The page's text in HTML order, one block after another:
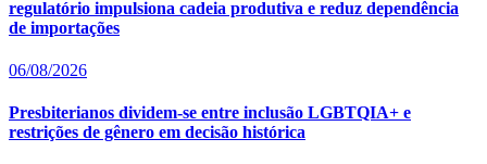
regulatório impulsiona cadeia produtiva e reduz dependência
de importações
06/08/2026
Presbiterianos dividem-se entre inclusão LGBTQIA+ e
restrições de gênero em decisão histórica